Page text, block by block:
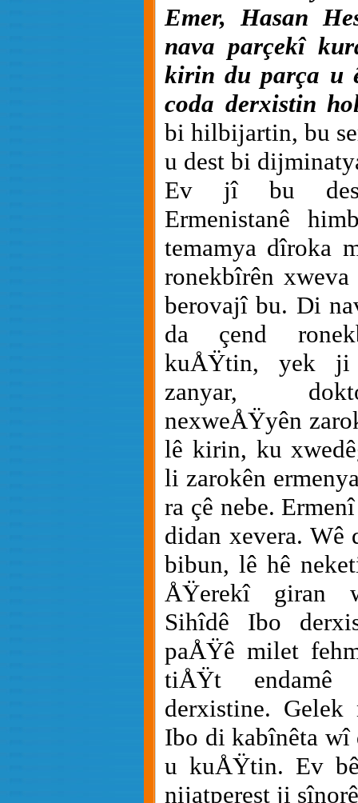
Emer, Hasan
nava parçekî
kirin du parça u
coda derxistin
bi hilbijartin, bu
u dest bi
Ev jî bu
Ermenistanê
temamya dîroka
ronekbîrên
berovajî bu. Di
da çend
kuÅŸtin, yek
zanyar,
nexweÅŸyên
lê kirin, ku
li zarokên
ra çê nebe.
didan xevera. Wê
bibun, lê hê
ÅŸerekî giran
Sihîdê Ibo
paÅŸê milet
tiÅŸt
derxistine.
Ibo di kabînêta wî
u kuÅŸtin. Ev
nijatperest ji